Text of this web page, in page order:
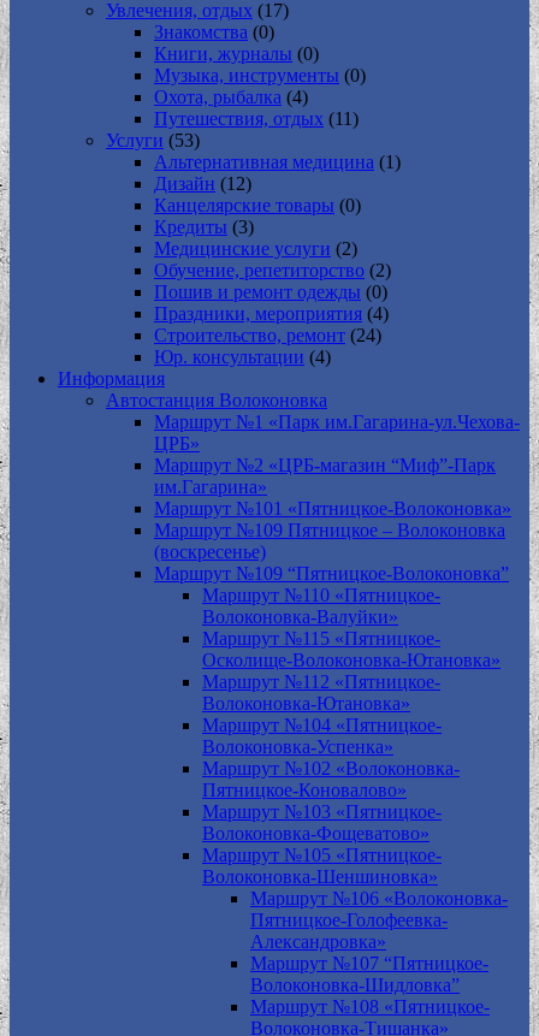
Увлечения, отдых (17)
Знакомства (0)
Книги, журналы (0)
Музыка, инструменты (0)
Охота, рыбалка (4)
Путешествия, отдых (11)
Услуги (53)
Альтернативная медицина (1)
Дизайн (12)
Канцелярские товары (0)
Кредиты (3)
Медицинские услуги (2)
Обучение, репетиторство (2)
Пошив и ремонт одежды (0)
Праздники, мероприятия (4)
Строительство, ремонт (24)
Юр. консультации (4)
Информация
Автостанция Волоконовка
Маршрут №1 «Парк им.Гагарина-ул.Чехова-
ЦРБ»
Маршрут №2 «ЦРБ-магазин “Миф”-Парк
им.Гагарина»
Маршрут №101 «Пятницкое-Волоконовка»
Маршрут №109 Пятницкое – Волоконовка
(воскресенье)
Маршрут №109 “Пятницкое-Волоконовка”
Маршрут №110 «Пятницкое-
Волоконовка-Валуйки»
Маршрут №115 «Пятницкое-
Осколище-Волоконовка-Ютановка»
Маршрут №112 «Пятницкое-
Волоконовка-Ютановка»
Маршрут №104 «Пятницкое-
Волоконовка-Успенка»
Маршрут №102 «Волоконовка-
Пятницкое-Коновалово»
Маршрут №103 «Пятницкое-
Волоконовка-Фощеватово»
Маршрут №105 «Пятницкое-
Волоконовка-Шеншиновка»
Маршрут №106 «Волоконовка-
Пятницкое-Голофеевка-
Александровка»
Маршрут №107 “Пятницкое-
Волоконовка-Шидловка”
Маршрут №108 «Пятницкое-
Волоконовка-Тишанка»